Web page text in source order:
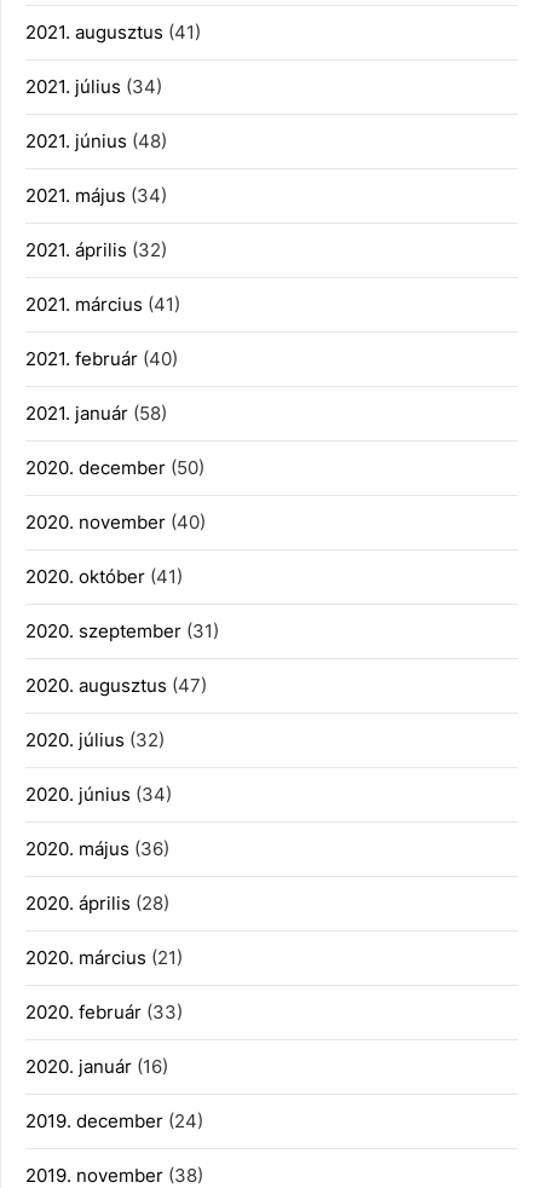
2021. augusztus (41)
2021. július (34)
2021. június (48)
2021. május (34)
2021. április (32)
2021. március (41)
2021. február (40)
2021. január (58)
2020. december (50)
2020. november (40)
2020. október (41)
2020. szeptember (31)
2020. augusztus (47)
2020. július (32)
2020. június (34)
2020. május (36)
2020. április (28)
2020. március (21)
2020. február (33)
2020. január (16)
2019. december (24)
2019. november (38)